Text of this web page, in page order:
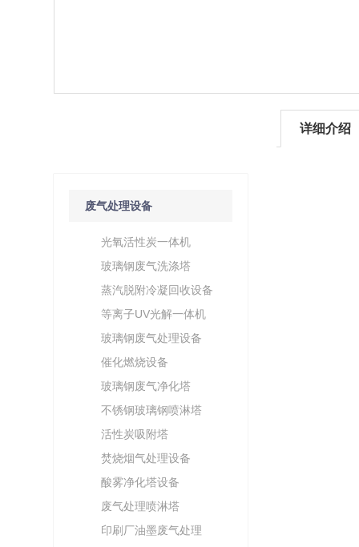
废气处理设备
光氧活性炭一体机
玻璃钢废气洗涤塔
蒸汽脱附冷凝回收设备
等离子UV光解一体机
玻璃钢废气处理设备
催化燃烧设备
玻璃钢废气净化塔
不锈钢玻璃钢喷淋塔
活性炭吸附塔
焚烧烟气处理设备
酸雾净化塔设备
废气处理喷淋塔
印刷厂油墨废气处理
详细介绍